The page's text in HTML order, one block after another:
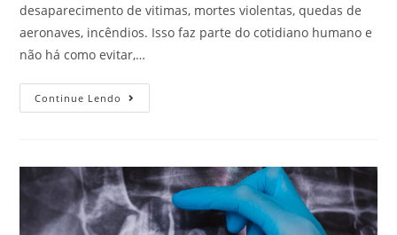
desaparecimento de vitimas, mortes violentas, quedas de
aeronaves, incêndios. Isso faz parte do cotidiano humano e
não há como evitar,…
Continue Lendo